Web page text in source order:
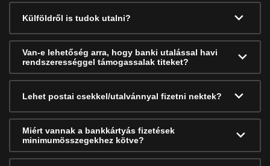
Külföldről is tudok utalni?
Van-e lehetőség arra, hogy banki utalással havi
rendszerességgel támogassalak titeket?
Lehet postai csekkel/utalvánnyal fizetni nektek?
Miért vannak a bankkártyás fizetések
minimumösszegekhez kötve?